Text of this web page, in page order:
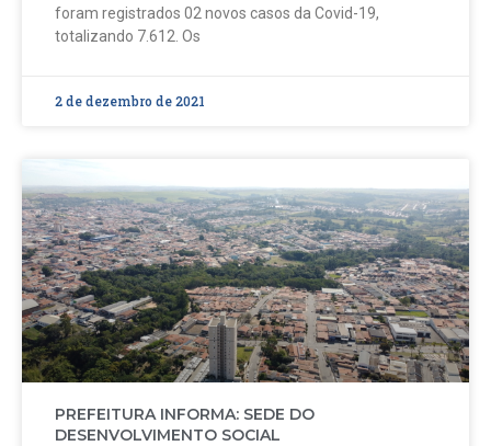
foram registrados 02 novos casos da Covid-19,
totalizando 7.612. Os
2 de dezembro de 2021
PREFEITURA INFORMA: SEDE DO
DESENVOLVIMENTO SOCIAL